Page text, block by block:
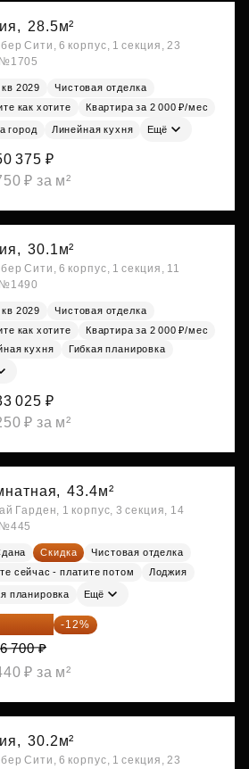
28.5м²
Сити, 6 корпус, 1 секция, 23
кв 2029
Чистовая отделка
как хотите
Квартира за 2 000 ₽/мес
город Линейная кухня Ещё
375 ₽
₽ за м²
30.1м²
Сити, 6 корпус, 1 секция, 11
кв 2029
Чистовая отделка
как хотите
Квартира за 2 000 ₽/мес
кухня
Гибкая планировка
025 ₽
₽ за м²
43.4м²
Гарден, 1 корпус, 3 секция, 14
Скидка
Чистовая отделка
сейчас - платите потом
Лоджия
планировка Ещё
096 ₽ -12%
700 ₽
₽ за м²
30.2м²
Сити, 6 корпус, 1 секция, 23